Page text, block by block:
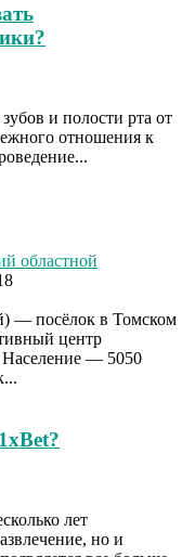
и полости рта от
отношения к
областной
— посёлок в Томском
центр
Население — 5050
лет
но и